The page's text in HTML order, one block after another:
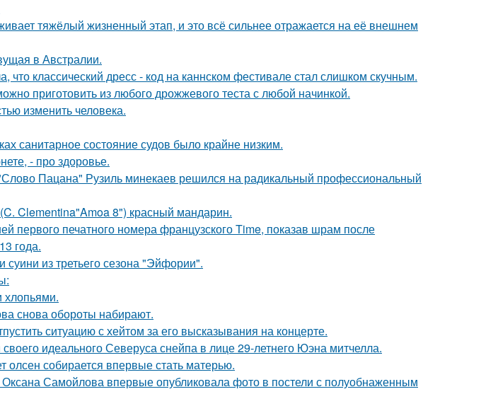
тяжёлый жизненный этап, и это всё сильнее отражается на её внешнем
в Австралии.
что классический дресс - код на каннском фестивале стал слишком скучным.
приготовить из любого дрожжевого теста с любой начинкой.
изменить человека.
санитарное состояние судов было крайне низким.
- про здоровье.
Пацана" Рузиль минекаев решился на радикальный профессиональный
Clementina"Amoa 8") красный мандарин.
первого печатного номера французского Time, показав шрам после
года.
из третьего сезона "Эйфории".
хлопьями.
снова обороты набирают.
ситуацию с хейтом за его высказывания на концерте.
идеального Северуса снейпа в лице 29-летнего Юэна митчелла.
олсен собирается впервые стать матерью.
Самойлова впервые опубликовала фото в постели с полуобнаженным